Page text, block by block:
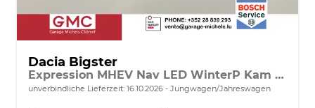
Dacia Bigster
Expression MHEV Nav LED WinterP Kam 17Z
unverbindliche Lieferzeit: 16.10.2026 Jungwagen/Jahreswagen